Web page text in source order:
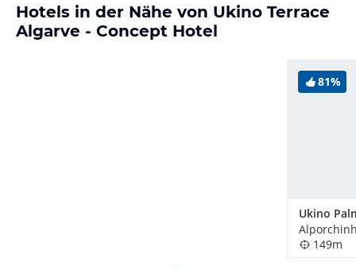
Hotels in der Nähe von Ukino Terrace
Algarve - Concept Hotel
81%
149m